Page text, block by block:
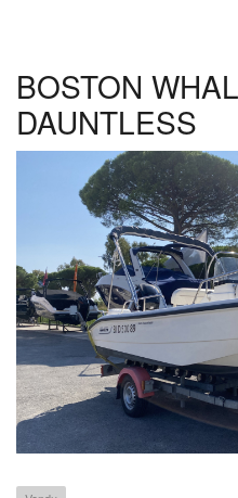
BOSTON
DAUNTLESS